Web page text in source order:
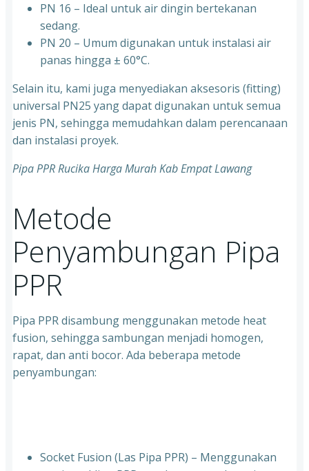
⁠PN 16 – Ideal untuk air dingin bertekanan
sedang.
⁠PN 20 – Umum digunakan untuk instalasi air
panas hingga ± 60°C.
Selain itu, kami juga menyediakan aksesoris (fitting)
universal PN25 yang dapat digunakan untuk semua
jenis PN, sehingga memudahkan dalam perencanaan
dan instalasi proyek.
Pipa PPR Rucika Harga Murah Kab Empat Lawang
Metode
Penyambungan Pipa
PPR
Pipa PPR disambung menggunakan metode heat
fusion, sehingga sambungan menjadi homogen,
rapat, dan anti bocor. Ada beberapa metode
penyambungan:
Socket Fusion (Las Pipa PPR) – Menggunakan